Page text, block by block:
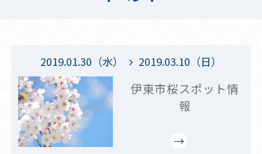
2019.01.30（水） 2019.03.10（日）
伊東市桜スポット情
報